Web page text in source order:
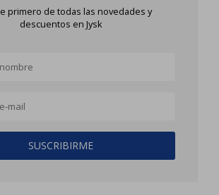
primero de todas las novedades y
descuentos en Jysk
SUSCRIBIRME